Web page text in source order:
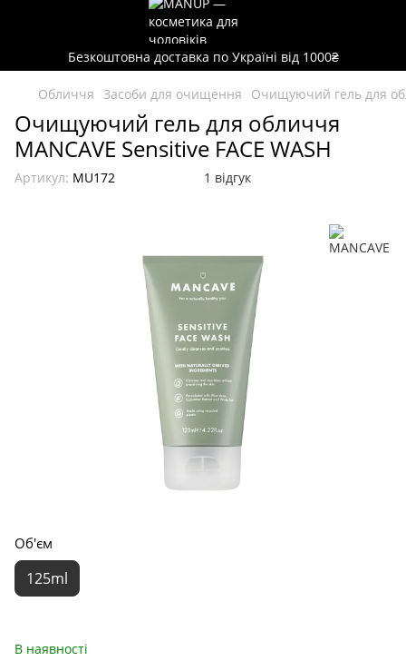
Безкоштовна доставка по Україні від 1000₴
Обличчя Засоби для очищення Очищуючий гель для
Очищуючий гель для обличчя
MANCAVE Sensitive FACE WASH
Артикул: MU172 1 відгук
Об'єм
125ml
В наявності